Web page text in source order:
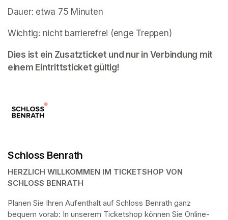
Dauer: etwa 75 Minuten
Wichtig: nicht barrierefrei (enge Treppen)
Dies ist ein Zusatzticket und nur in Verbindung mit
einem Eintrittsticket gültig!
Schloss Benrath
HERZLICH WILLKOMMEN IM TICKETSHOP VON
SCHLOSS BENRATH
Planen Sie Ihren Aufenthalt auf Schloss Benrath ganz
bequem vorab: In unserem Ticketshop können Sie Online-